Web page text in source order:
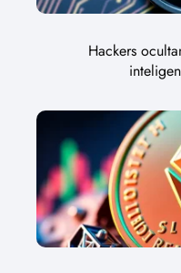
Hackers